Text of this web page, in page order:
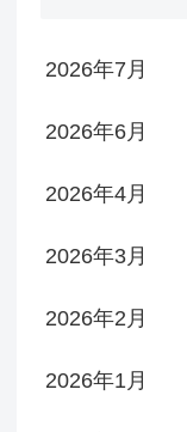
2026年7月
2026年6月
2026年4月
2026年3月
2026年2月
2026年1月